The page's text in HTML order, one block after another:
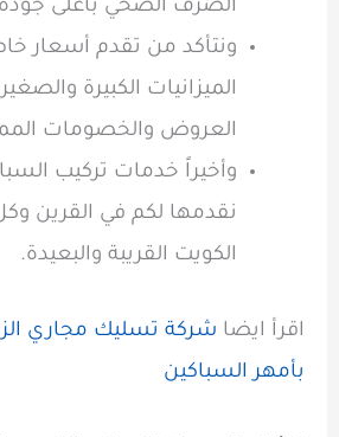
الصرف الصحي بأعلى
ونتأكد من تقدم أسعار
الميزانيات الكبيرة
العروض والخصومات
وأخيراً خدمات تركيب
نقدمها لكم في القرين
الكويت القريبة والبعيدة.
اقرأ ايضا
بأمهر السباكين